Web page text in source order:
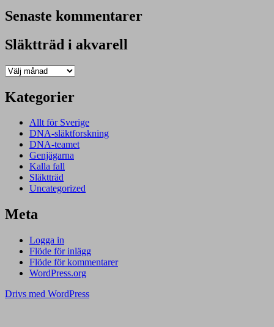
Senaste kommentarer
Släktträd i akvarell
Släktträd
akvarell
Kategorier
Allt för Sverige
DNA-släktforskning
DNA-teamet
Genjägarna
Kalla fall
Släktträd
Uncategorized
Meta
Logga in
Flöde för inlägg
Flöde för kommentarer
WordPress.org
Drivs med WordPress